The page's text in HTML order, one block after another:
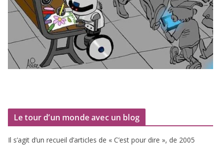
Le tour d’un monde avec un blog
Il s’agit d’un recueil d’ar­ticles de « C’est pour dire », de 2005